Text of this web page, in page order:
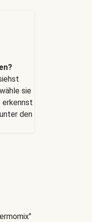
sie
erkennst
den